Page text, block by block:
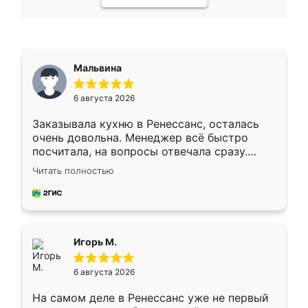
Мальвина
6 августа 2026
Заказывала кухню в Ренессанс, осталась
очень довольна. Менеджер всё быстро
посчитала, на вопросы отвечала сразу.
Замерщик приехал в субботу, подошёл к
делу со всей ответственностью. Собрали
за день, ребята работали аккуратно, даже
Читать полностью
Игорь М.
6 августа 2026
На самом деле в Ренессанс уже не первый